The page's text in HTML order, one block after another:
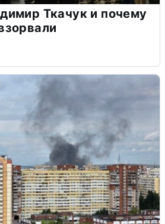
Ткачук и почему